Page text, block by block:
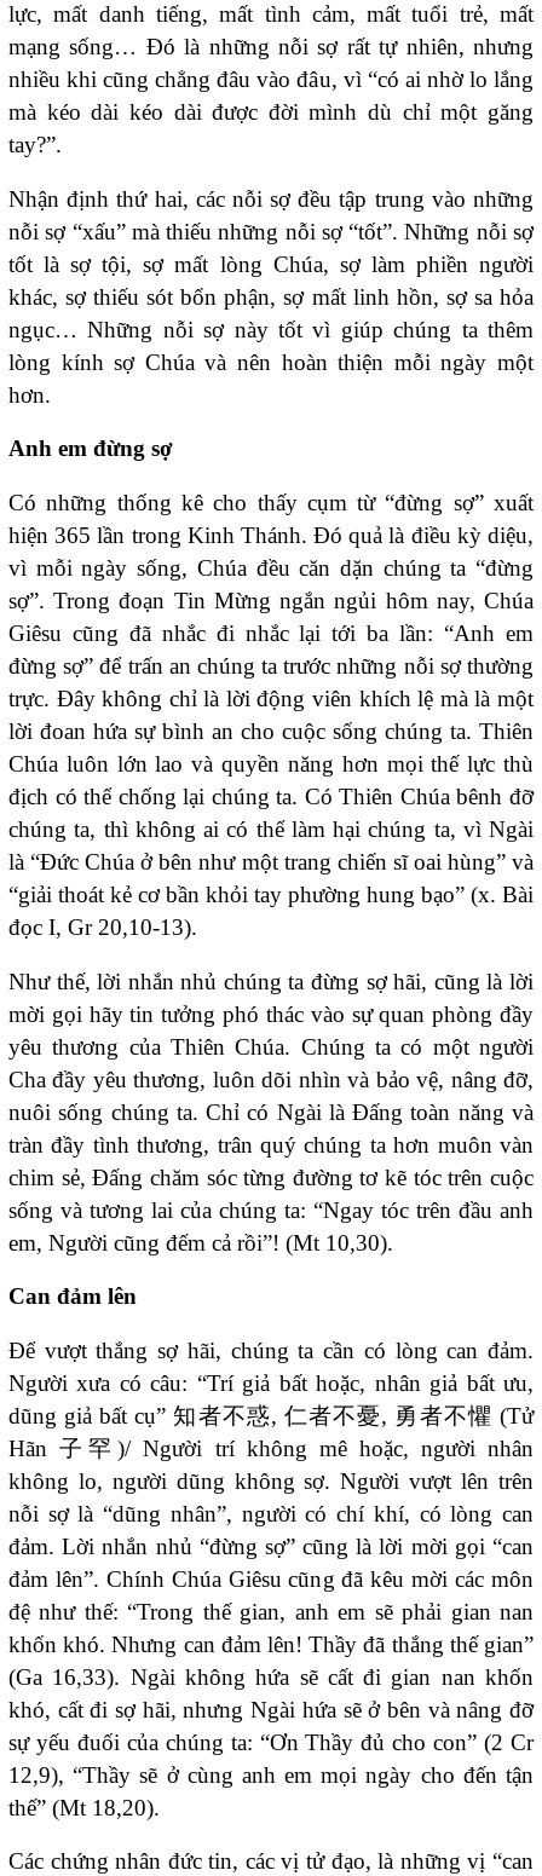
lực, mất danh tiếng, mất tình cảm, mất tuổi trẻ, mất
mạng sống… Đó là những nỗi sợ rất tự nhiên, nhưng
nhiều khi cũng chẳng đâu vào đâu, vì “có ai nhờ lo lắng
mà kéo dài kéo dài được đời mình dù chỉ một găng
tay?”.
Nhận định thứ hai, các nỗi sợ đều tập trung vào những
nỗi sợ “xấu” mà thiếu những nỗi sợ “tốt”. Những nỗi sợ
tốt là sợ tội, sợ mất lòng Chúa, sợ làm phiền người
khác, sợ thiếu sót bổn phận, sợ mất linh hồn, sợ sa hỏa
ngục… Những nỗi sợ này tốt vì giúp chúng ta thêm
lòng kính sợ Chúa và nên hoàn thiện mỗi ngày một
hơn.
Anh em đừng sợ
Có những thống kê cho thấy cụm từ “đừng sợ” xuất
hiện 365 lần trong Kinh Thánh. Đó quả là điều kỳ diệu,
vì mỗi ngày sống, Chúa đều căn dặn chúng ta “đừng
sợ”. Trong đoạn Tin Mừng ngắn ngủi hôm nay, Chúa
Giêsu cũng đã nhắc đi nhắc lại tới ba lần: “Anh em
đừng sợ” để trấn an chúng ta trước những nỗi sợ thường
trực. Đây không chỉ là lời động viên khích lệ mà là một
lời đoan hứa sự bình an cho cuộc sống chúng ta. Thiên
Chúa luôn lớn lao và quyền năng hơn mọi thế lực thù
địch có thể chống lại chúng ta. Có Thiên Chúa bênh đỡ
chúng ta, thì không ai có thể làm hại chúng ta, vì Ngài
là “Đức Chúa ở bên như một trang chiến sĩ oai hùng” và
“giải thoát kẻ cơ bần khỏi tay phường hung bạo” (x. Bài
đọc I, Gr 20,10-13).
Như thế, lời nhắn nhủ chúng ta đừng sợ hãi, cũng là lời
mời gọi hãy tin tưởng phó thác vào sự quan phòng đầy
yêu thương của Thiên Chúa. Chúng ta có một người
Cha đầy yêu thương, luôn dõi nhìn và bảo vệ, nâng đỡ,
nuôi sống chúng ta. Chỉ có Ngài là Đấng toàn năng và
tràn đầy tình thương, trân quý chúng ta hơn muôn vàn
chim sẻ, Đấng chăm sóc từng đường tơ kẽ tóc trên cuộc
sống và tương lai của chúng ta: “Ngay tóc trên đầu anh
em, Người cũng đếm cả rồi”! (Mt 10,30).
Can đảm lên
Để vượt thắng sợ hãi, chúng ta cần có lòng can đảm.
Người xưa có câu: “Trí giả bất hoặc, nhân giả bất ưu,
dũng giả bất cụ” 知者不惑, 仁者不憂, 勇者不懼 (Tử
Hãn 子罕)/ Người trí không mê hoặc, người nhân
không lo, người dũng không sợ. Người vượt lên trên
nỗi sợ là “dũng nhân”, người có chí khí, có lòng can
đảm. Lời nhắn nhủ “đừng sợ” cũng là lời mời gọi “can
đảm lên”. Chính Chúa Giêsu cũng đã kêu mời các môn
đệ như thế: “Trong thế gian, anh em sẽ phải gian nan
khốn khó. Nhưng can đảm lên! Thầy đã thắng thế gian”
(Ga 16,33). Ngài không hứa sẽ cất đi gian nan khốn
khó, cất đi sợ hãi, nhưng Ngài hứa sẽ ở bên và nâng đỡ
sự yếu đuối của chúng ta: “Ơn Thầy đủ cho con” (2 Cr
12,9), “Thầy sẽ ở cùng anh em mọi ngày cho đến tận
thế” (Mt 18,20).
Các chứng nhân đức tin, các vị tử đạo, là những vị “can